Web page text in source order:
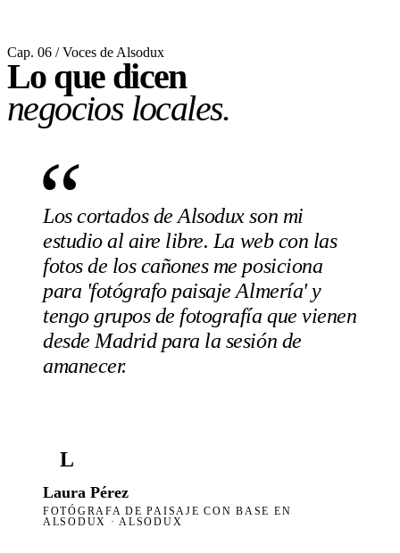
Cap. 06 / Voces de Alsodux
Lo que dicen
negocios locales.
“
Los cortados de Alsodux son mi
estudio al aire libre. La web con las
fotos de los cañones me posiciona
para 'fotógrafo paisaje Almería' y
tengo grupos de fotografía que vienen
desde Madrid para la sesión de
amanecer.
L
Laura Pérez
FOTÓGRAFA DE PAISAJE CON BASE EN
ALSODUX · ALSODUX